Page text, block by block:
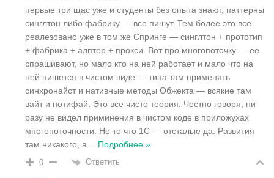
первые три щас уже и студенты без опыта знают, паттерны
синглтон либо фабрику — все пишут. Тем более это все
реалезовано уже в том же Спринге — синглтон + прототип
+ фабрика + адптер + прокси. Вот про многопоточку — ее
спрашивают, но мало кто на ней работает и мало что на
ней пишется в чистом виде — типа там применять
синхронайст и нативные методы Обжекта — всякие там
вайт и нотифай. Это все чисто теория. Честно говоря, ни
разу не видел приминения в чистом коде в приложухах
многопоточности. Но то что 1С — отсталые да. Развития
там никакого, а… Подробнее »
0 Ответить